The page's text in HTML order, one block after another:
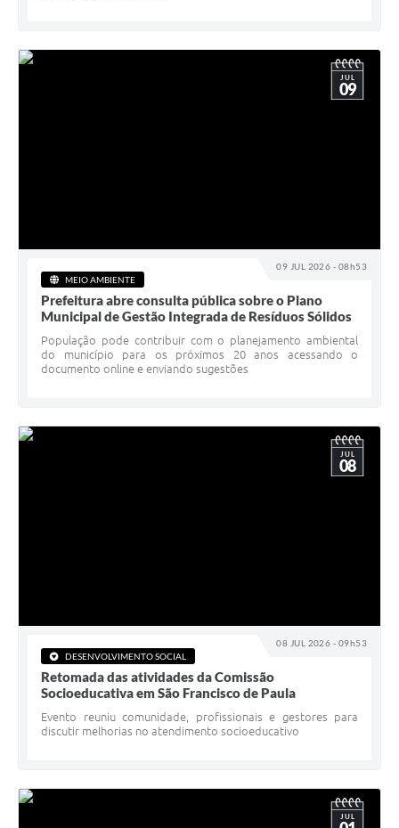
09 JUL 2026 - 08h53
JUL
09
MEIO AMBIENTE
Prefeitura abre consulta pública sobre o Plano
Municipal de Gestão Integrada de Resíduos Sólidos
População pode contribuir com o planejamento ambiental
do município para os próximos 20 anos acessando o
documento online e enviando sugestões
08 JUL 2026 - 09h53
JUL
08
DESENVOLVIMENTO SOCIAL
Retomada das atividades da Comissão
Socioeducativa em São Francisco de Paula
Evento reuniu comunidade, profissionais e gestores para
discutir melhorias no atendimento socioeducativo
JUL